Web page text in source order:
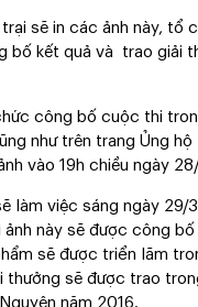
sẽ in các ảnh này, tổ
bố kết quả và trao giải
công bố cuộc thi
như trên trang Ủng hộ
vào 19h chiều ngày
làm việc sáng ngày 29/
ảnh này sẽ được công
sẽ được triển lãm
thưởng sẽ được trao
năm 2016.